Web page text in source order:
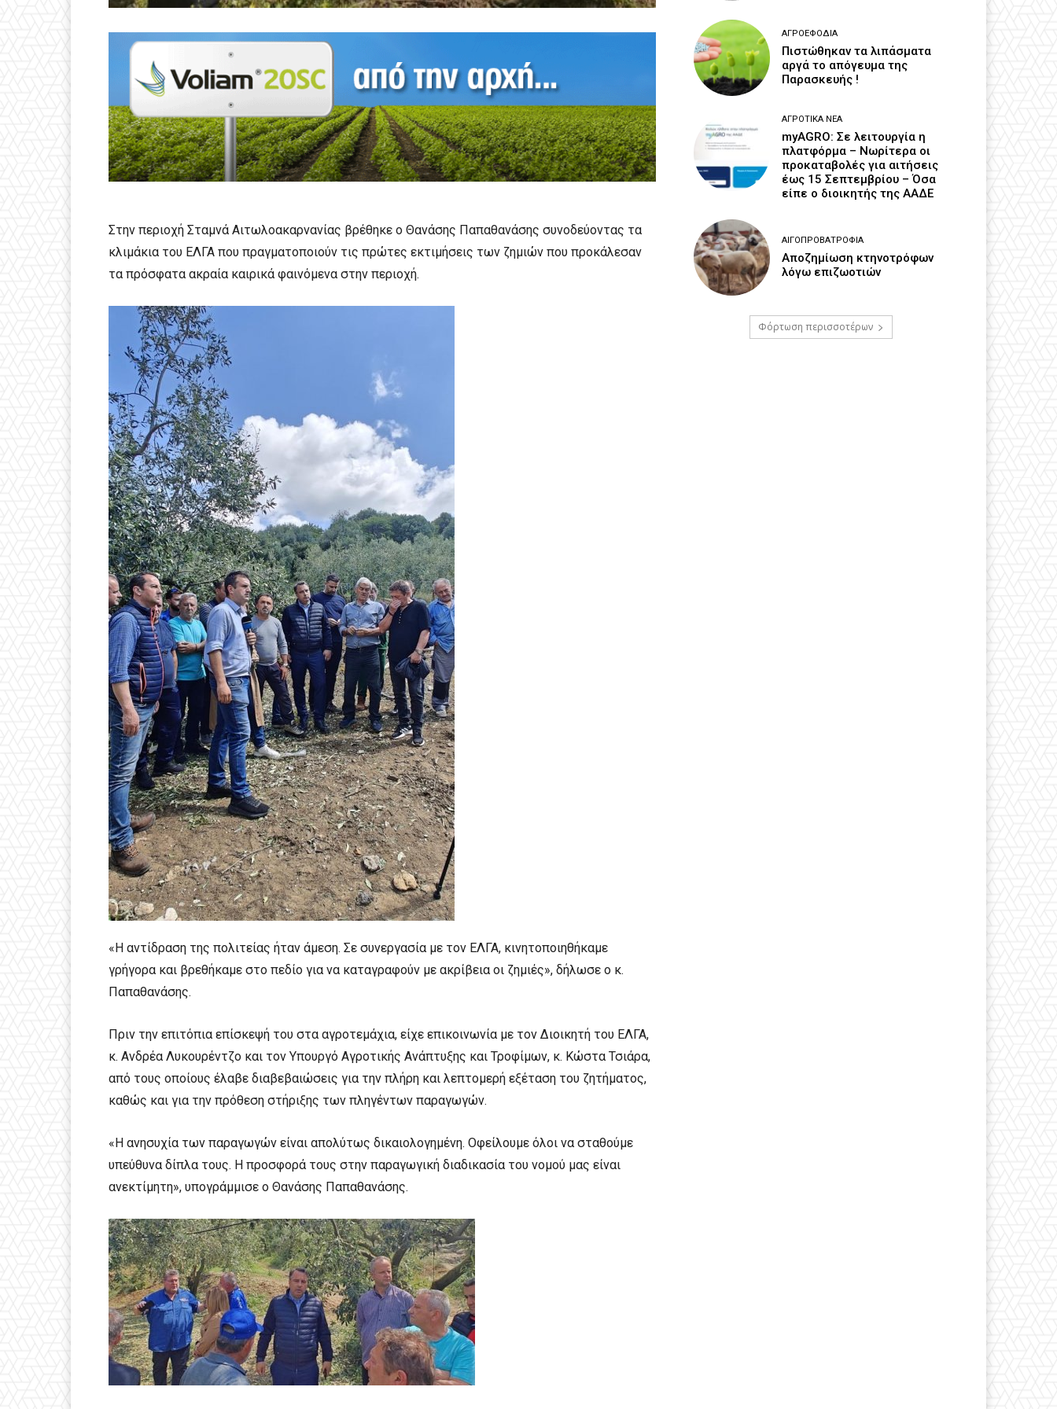
Στην περιοχή Σταμνά Αιτωλοακαρνανίας βρέθηκε ο Θανάσης Παπαθανάσης συνοδεύοντας τα
κλιμάκια του ΕΛΓΑ που πραγματοποιούν τις πρώτες εκτιμήσεις των ζημιών που προκάλεσαν
τα πρόσφατα ακραία καιρικά φαινόμενα στην περιοχή.
«Η αντίδραση της πολιτείας ήταν άμεση. Σε συνεργασία με τον ΕΛΓΑ, κινητοποιηθήκαμε
γρήγορα και βρεθήκαμε στο πεδίο για να καταγραφούν με ακρίβεια οι ζημιές», δήλωσε ο κ.
Παπαθανάσης.
Πριν την επιτόπια επίσκεψή του στα αγροτεμάχια, είχε επικοινωνία με τον Διοικητή του ΕΛΓΑ,
κ. Ανδρέα Λυκουρέντζο και τον Υπουργό Αγροτικής Ανάπτυξης και Τροφίμων, κ. Κώστα Τσιάρα,
από τους οποίους έλαβε διαβεβαιώσεις για την πλήρη και λεπτομερή εξέταση του ζητήματος,
καθώς και για την πρόθεση στήριξης των πληγέντων παραγωγών.
«Η ανησυχία των παραγωγών είναι απολύτως δικαιολογημένη. Οφείλουμε όλοι να σταθούμε
υπεύθυνα δίπλα τους. Η προσφορά τους στην παραγωγική διαδικασία του νομού μας είναι
ανεκτίμητη», υπογράμμισε ο Θανάσης Παπαθανάσης.
ΑΓΡΟΕΦΌΔΙΑ
Πιστώθηκαν τα λιπάσματα
αργά το απόγευμα της
Παρασκευής !
ΑΓΡΟΤΙΚΆ ΝΈΑ
myAGRO: Σε λειτουργία η
πλατφόρμα – Νωρίτερα οι
προκαταβολές για αιτήσεις
έως 15 Σεπτεμβρίου – Όσα
είπε ο διοικητής της ΑΑΔΕ
ΑΙΓΟΠΡΟΒΑΤΡΟΦΊΑ
Αποζημίωση κτηνοτρόφων
λόγω επιζωοτιών
Φόρτωση περισσοτέρων